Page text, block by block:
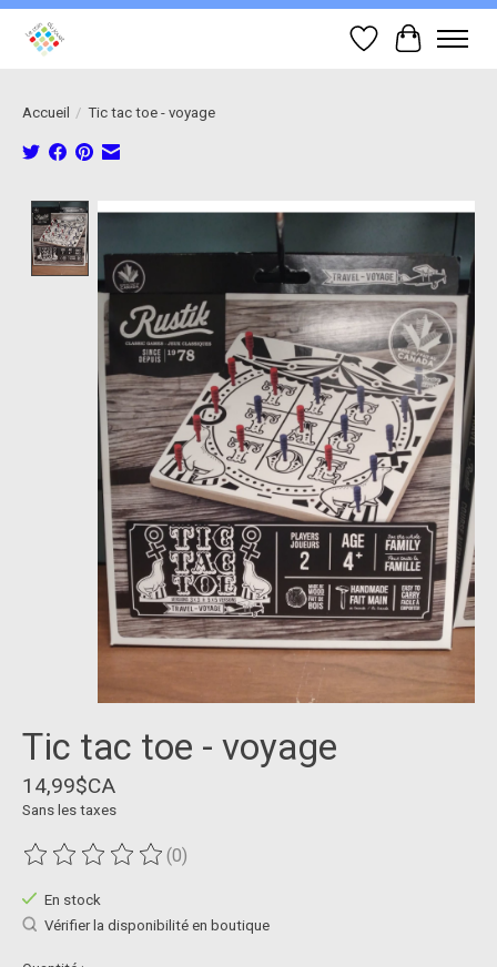
Liste dePanier
Accueil / Tic tac toe - voyage
Product image slideshow Items
Tic tac toe - voyage
14,99$CA
Sans les taxes
Ce produit est évalué à
(0)
En stock
Vérifier la disponibilité en boutique